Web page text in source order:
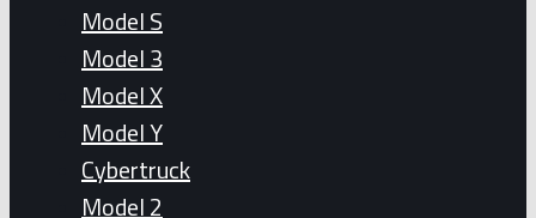
Model S
Model 3
Model X
Model Y
Cybertruck
Model 2